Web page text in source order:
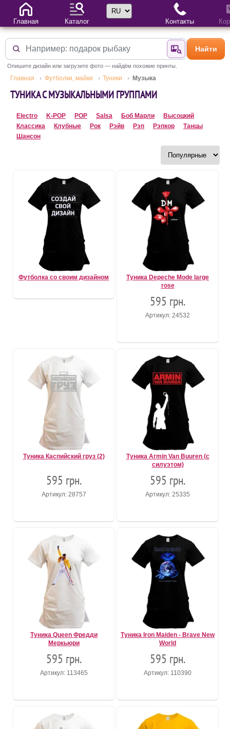
Найти поНайти
Опишите дизайн или загрузите фото — найдём похожие принты.
Главная Футболки, майки Туники Музыка
ТУНИКА С МУЗЫКАЛЬНЫМИ ГРУППАМИ
Electro K-POP POP Salsa Боб Марли
Высоцкий
Классика
Клубные Рок Рэйв Рэп Рэпкор
Танцы
Шансон
Футболка со своим дизайном
Туника Depeche Mode large
rose
595 грн.
Артикул: 24532
Туника Каспийский груз (2)
595 грн.
Артикул: 28757
Туника Armin Van Buuren (с
силуэтом)
595 грн.
Артикул: 25335
Туника Queen Фредди
Меркьюри
595 грн.
Артикул: 113465
Туника Iron Maiden - Brave New
World
595 грн.
Артикул: 110390
Главная Каталог
Выбор языка
Контакты